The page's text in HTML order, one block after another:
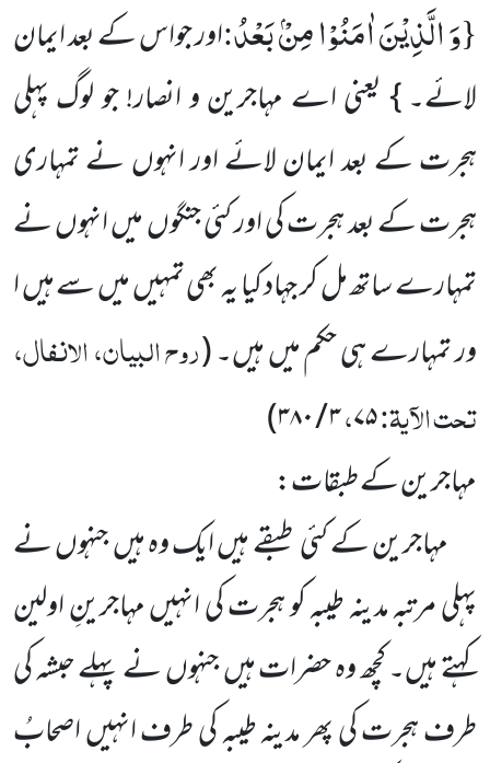
{وَ الَّذِیْنَ اٰمَنُوْا مِنْۢ بَعْدُ:اور جواس کے بعد ایمان
لائے۔ } یعنی اے مہاجرین و انصار! جو لوگ پہلی
ہجرت کے بعد ایمان لائے اور انہوں نے تمہاری
ہجرت کے بعد ہجرت کی اور کئی جنگوں میں انہوں نے
تمہارے ساتھ مل کر جہاد کیا یہ بھی تمہیں میں سے ہیں ا
ور تمہارے ہی حکم میں ہیں۔(روح البیان، الانفال،
تحت الآیۃ:۷۵،۳ / ۳۸۰
)
مہاجرین کے طبقات:
مہاجرین کے کئی طبقے ہیں ایک وہ ہیں جنہوں نے
پہلی مرتبہ مدینہ طیبہ کو ہجرت کی انہیں مہاجرینِ اولین
کہتے ہیں۔ کچھ وہ حضرات ہیں جنہوں نے پہلے حبشہ کی
طرف ہجرت کی پھر مدینہ طیبہ کی طرف انہیں اصحابُ